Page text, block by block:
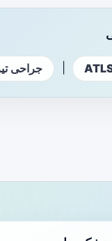
جراحی